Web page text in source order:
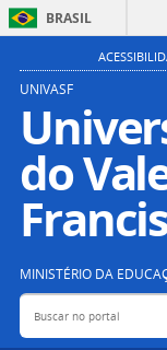
BRASIL
UNIVASF
do
MINISTÉRIO DA
Buscar no portal